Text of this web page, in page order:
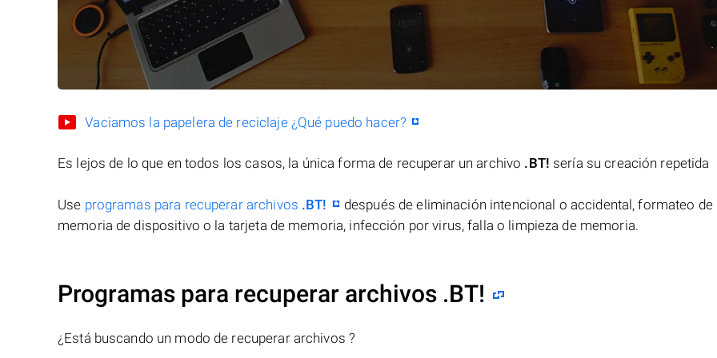
Vaciamos la papelera de reciclaje ¿Qué puedo hacer?
Es lejos de lo que en todos los casos, la única forma de recuperar un archivo .BT! sería su creación repetida
Use programas para recuperar archivos .BT!
después de eliminación intencional o accidental, formateo de
memoria de dispositivo o la tarjeta de memoria, infección por virus, falla o limpieza de memoria.
Programas para recuperar archivos .BT!
¿Está buscando un modo de recuperar archivos ?